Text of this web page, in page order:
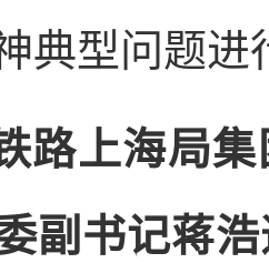
典型问题进
路上海局集
副书记蒋